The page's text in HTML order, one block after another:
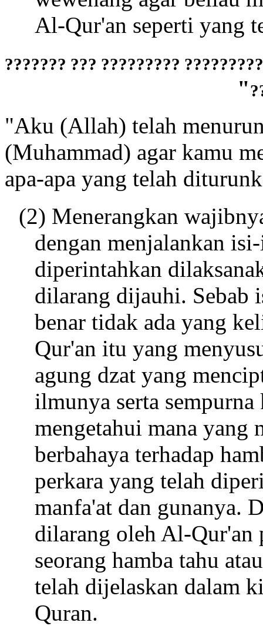
Al-Qur'an seperti yang
????????????? ????????
"
"Aku (Allah) telah
(Muhammad) agar kamu
apa-apa yang telah
(2) Menerangkan
dengan menjalankan
diperintahkan
dilarang dijauhi. Sebab
benar tidak ada yang
Qur'an itu yang
agung dzat yang
ilmunya serta
mengetahui mana yang
berbahaya terhadap
perkara yang telah
manfa'at dan gunanya.
dilarang oleh Al-Qur'an
seorang hamba tahu
telah dijelaskan dalam
Quran.